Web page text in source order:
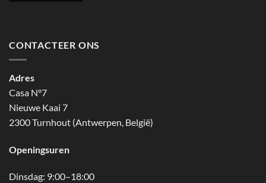
CONTACTEER ONS
Adres
Casa N°7
Nieuwe Kaai 7
2300 Turnhout (Antwerpen, België)
Openingsuren
Dinsdag: 9:00–18:00